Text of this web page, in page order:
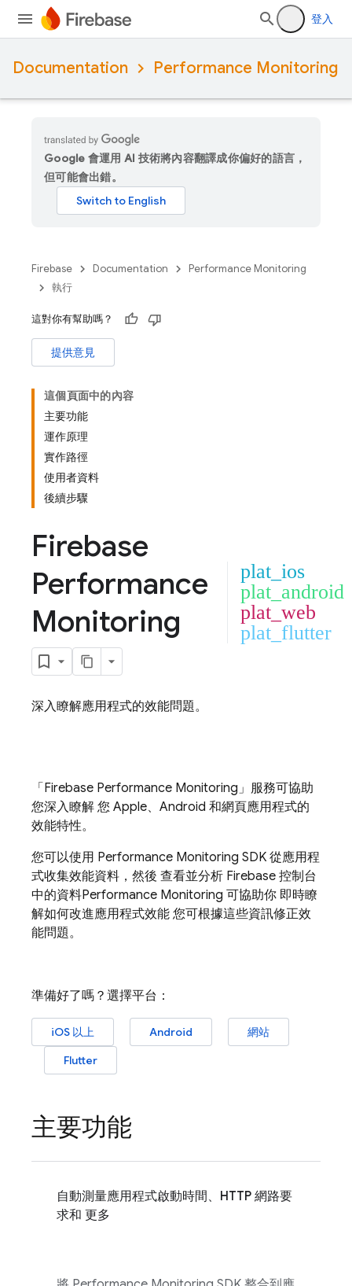
登入
Documentation Performance Monitoring
Google 會運用 AI 技術將內容翻譯成你偏好的語言，
但可能會出錯。
Firebase Documentation
Performance Monitoring
執行
這對你有幫助嗎？
提供意見
這個頁面中的內容
主要功能
運作原理
實作路徑
使用者資料
後續步驟
Firebase
Performance
Monitoring
plat_ios
plat_android
plat_web
plat_flutter
深入瞭解應用程式的效能問題。
「 Firebase Performance Monitoring」服務可協助
您深入瞭解 您 Apple、Android 和網頁應用程式的
效能特性。
您可以使用 Performance Monitoring SDK 從應用程
式收集效能資料，然後 查看並分析 Firebase 控制台
中的資料Performance Monitoring 可協助你 即時瞭
解如何改進應用程式效能 您可根據這些資訊修正效
能問題。
準備好了嗎？選擇平台：
iOS 以上 Android
網站
Flutter
主要功能
自動測量應用程式啟動時間、HTTP 網路要
求和 更多